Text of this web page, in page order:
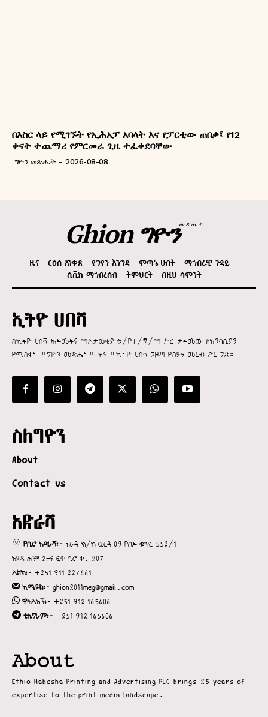
በእስር ላይ የሚገኙት የኢሕአፓ አባላት እና የፓርቲው ጠበቃ፤ የ12
ቀናት ተጨማሪ የምርመራ ጊዜ ተፈቀደባቸው
ግዮን መጽሔት - 2026-08-08
Ghion ግዮንመጽሔት
ዜና ርዕሰ አንቀጽ የግዮን እንግዳ ምጣኔ ሀብት
ማኅበራዊ ጉዳይ
ሲቪክ ማኅበረሰብ
ትምህርት በዚህ ሳምንት
ኢትዮ ሀበሻ
በኢትዮ ሀበሻ ሕትመትና ማስታወቂያ ኃ/የተ/ግ/ማ ሥር ታትመው ለአንባቢያን
የሚበቁት "ግዮን መጽሔት" እና "ኢትዮ ሀበሻ ጋዜጣ የበይነ መረብ ድረ ገጽ።
ስለግዮን
About
Contact us
አድራሻ
የቢሮ አድራሻ፡- አራዳ ክ/ከ ወረዳ 09 የቤት ቁጥር 552/1
አይዳ ሕንጻ 2ተኛ ፎቅ ቢሮ ቁ. 207
ስልክ፡- +251 911 227661
ኢሜይል፡- ghion2011meg@gmail.com
ዋትስአፕ፡- +251 912 165606
ቴሌግራም፡- +251 912 165606
About
Ethio Habesha Printing and Advertising PLC brings 25 years of
expertise to the print media landscape.